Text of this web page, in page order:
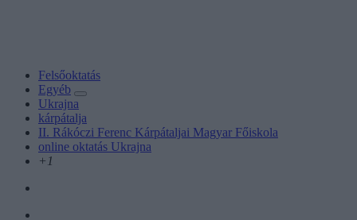
Felsőoktatás
Egyéb
Ukrajna
kárpátalja
II. Rákóczi Ferenc Kárpátaljai Magyar Főiskola
online oktatás Ukrajna
+1